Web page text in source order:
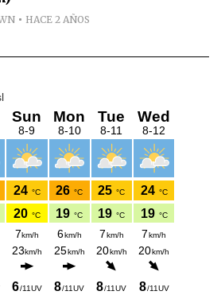
HACE 2 AÑOS